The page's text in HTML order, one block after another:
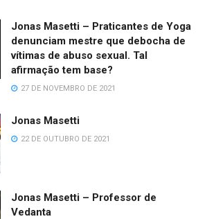
Jonas Masetti – Praticantes de Yoga
denunciam mestre que debocha de
vítimas de abuso sexual. Tal
afirmação tem base?
27 DE NOVEMBRO DE 2021
Jonas Masetti
22 DE OUTUBRO DE 2021
Jonas Masetti – Professor de
Vedanta